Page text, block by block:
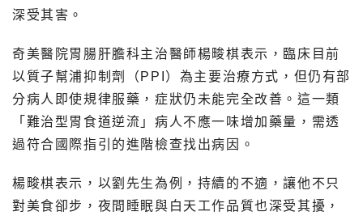
深受其害。
奇美醫院胃腸肝膽科主治醫師楊畯棋表示，臨床目前
以質子幫浦抑制劑（PPI）為主要治療方式，但仍有部
分病人即使規律服藥，症狀仍未能完全改善。這一類
「難治型胃食道逆流」病人不應一味增加藥量，需透
過符合國際指引的進階檢查找出病因。
楊畯棋表示，以劉先生為例，持續的不適，讓他不只
對美食卻步，夜間睡眠與白天工作品質也深受其擾，